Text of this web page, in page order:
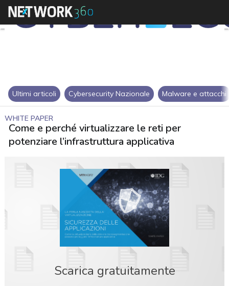
Ultimi articoli Cybersecurity Nazionale Malware e attacchi
WHITE PAPER
Come e perché virtualizzare le reti per
potenziare l’infrastruttura applicativa
Scarica gratuitamente